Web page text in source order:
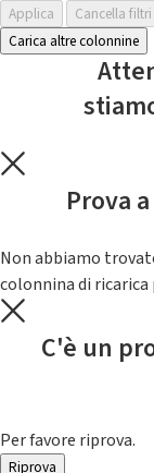
Applica
Cancella filtri
Carica altre colonnine
Prova
Non abbiamo
colonnina di
C'è un
Per favore riprova.
Riprova